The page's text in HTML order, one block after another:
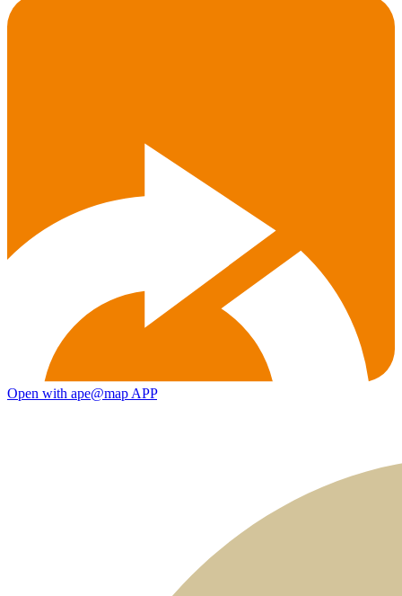
Open with ape@map APP